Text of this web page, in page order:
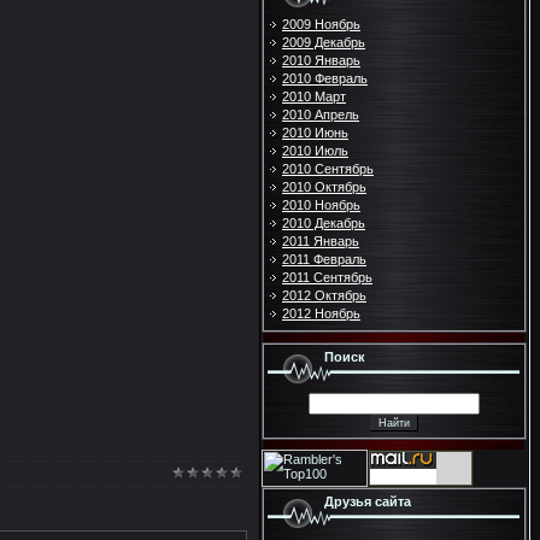
2009 Ноябрь
2009 Декабрь
2010 Январь
2010 Февраль
2010 Март
2010 Апрель
2010 Июнь
2010 Июль
2010 Сентябрь
2010 Октябрь
2010 Ноябрь
2010 Декабрь
2011 Январь
2011 Февраль
2011 Сентябрь
2012 Октябрь
2012 Ноябрь
Поиск
Друзья сайта